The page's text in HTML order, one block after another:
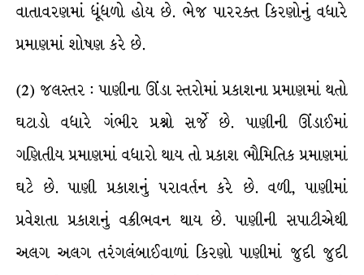
વાતાવરણમાં ધૂંધળો હોય છે. ભેજ પારરક્ત કિરણોનું વધારે
પ્રમાણમાં શોષણ કરે છે.
(2) જલસ્તર : પાણીના ઊંડા સ્તરોમાં પ્રકાશના પ્રમાણમાં થતો
ઘટાડો વધારે ગંભીર પ્રશ્નો સર્જે છે. પાણીની ઊંડાઈમાં
ગણિતીય પ્રમાણમાં વધારો થાય તો પ્રકાશ ભૌમિતિક પ્રમાણમાં
ઘટે છે. પાણી પ્રકાશનું પરાવર્તન કરે છે. વળી, પાણીમાં
પ્રવેશતા પ્રકાશનું વક્રીભવન થાય છે. પાણીની સપાટીએથી
અલગ અલગ તરંગલંબાઈવાળાં કિરણો પાણીમાં જુદી જુદી